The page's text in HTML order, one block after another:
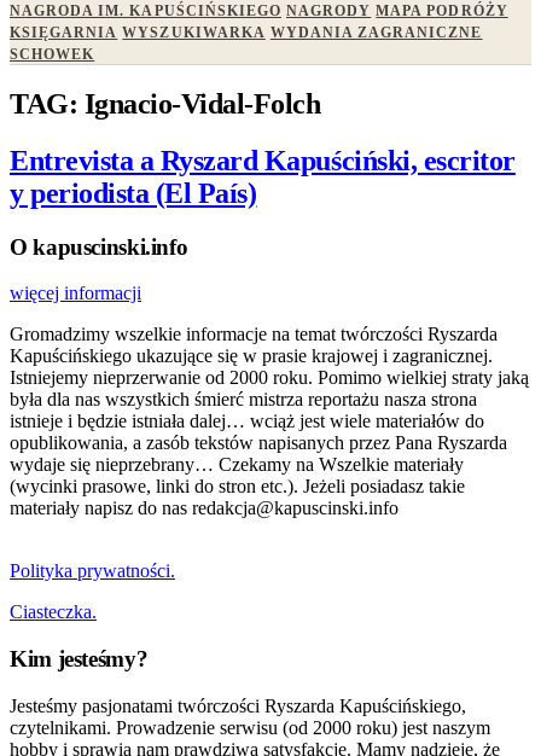
NAGRODA IM. KAPUŚCIŃSKIEGO NAGRODY MAPA PODRÓŻY
KSIĘGARNIA WYSZUKIWARKA WYDANIA ZAGRANICZNE
SCHOWEK
TAG: Ignacio-Vidal-Folch
Entrevista a Ryszard Kapuściński, escritor
y periodista (El País)
O kapuscinski.info
więcej informacji
Gromadzimy wszelkie informacje na temat twórczości Ryszarda
Kapuścińskiego ukazujące się w prasie krajowej i zagranicznej.
Istniejemy nieprzerwanie od 2000 roku. Pomimo wielkiej straty jaką
była dla nas wszystkich śmierć mistrza reportażu nasza strona
istnieje i będzie istniała dalej… wciąż jest wiele materiałów do
opublikowania, a zasób tekstów napisanych przez Pana Ryszarda
wydaje się nieprzebrany… Czekamy na Wszelkie materiały
(wycinki prasowe, linki do stron etc.). Jeżeli posiadasz takie
materiały napisz do nas redakcja@kapuscinski.info
Polityka prywatności.
Ciasteczka.
Kim jesteśmy?
Jesteśmy pasjonatami twórczości Ryszarda Kapuścińskiego,
czytelnikami. Prowadzenie serwisu (od 2000 roku) jest naszym
hobby i sprawia nam prawdziwą satysfakcję. Mamy nadzieję, że